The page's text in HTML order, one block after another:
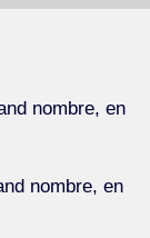
nombre, en
nombre, en